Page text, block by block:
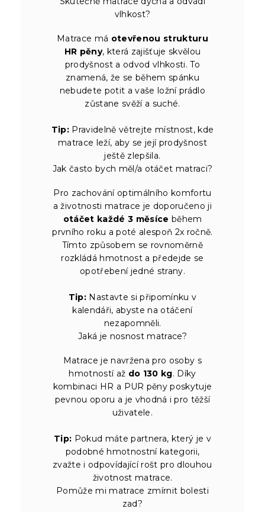
vlhkost?
Matrace má otevřenou strukturu
HR pěny, která zajišťuje skvělou
prodyšnost a odvod vlhkosti. To
znamená, že se během spánku
nebudete potit a vaše ložní prádlo
zůstane svěží a suché.
Tip: Pravidelně větrejte místnost, kde
matrace leží, aby se její prodyšnost
ještě zlepšila.
Jak často bych měl/a otáčet matraci?
Pro zachování optimálního komfortu
a životnosti matrace je doporučeno ji
otáčet každé 3 měsíce během
prvního roku a poté alespoň 2x ročně.
Tímto způsobem se rovnoměrně
rozkládá hmotnost a předejde se
opotřebení jedné strany.
Tip: Nastavte si připomínku v
kalendáři, abyste na otáčení
nezapomněli.
Jaká je nosnost matrace?
Matrace je navržena pro osoby s
hmotností až do 130 kg. Díky
kombinaci HR a PUR pěny poskytuje
pevnou oporu a je vhodná i pro těžší
uživatele.
Tip: Pokud máte partnera, který je v
podobné hmotnostní kategorii,
zvažte i odpovídající rošt pro dlouhou
životnost matrace.
Pomůže mi matrace zmírnit bolesti
zad?